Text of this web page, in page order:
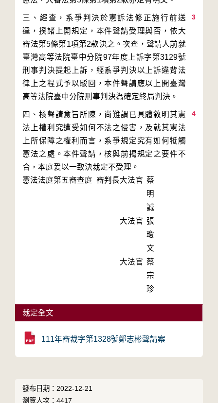
3
三、經查，系爭判決於憲訴法修正施行前送
達，揆諸上開規定，本件聲請受理與否，依大
審法第5條第1項第2款決之。次查，聲請人前就
臺灣高等法院臺中分院97年度上訴字第3129號
刑事判決提起上訴，經系爭判決以上訴違背法
律上之程式予以駁回，本件聲請應以上開臺灣
4
四、核聲請意旨所陳，尚難謂已具體敘明其憲
法上權利究遭受如何不法之侵害，及就其憲法
上所保障之權利而言，系爭規定究有如何牴觸
憲法之處。本件聲請，核與前揭規定之要件不
合，本庭爰以一致決裁定不受理。
憲法法庭第五審查庭 審判長大法官 蔡
明
誠
大法官 張
瓊
文
大法官 蔡
宗
珍
裁定全文
111年審裁字第1328號鄭志彬聲請案
發布日期：2022-12-21
瀏覽人次：4417